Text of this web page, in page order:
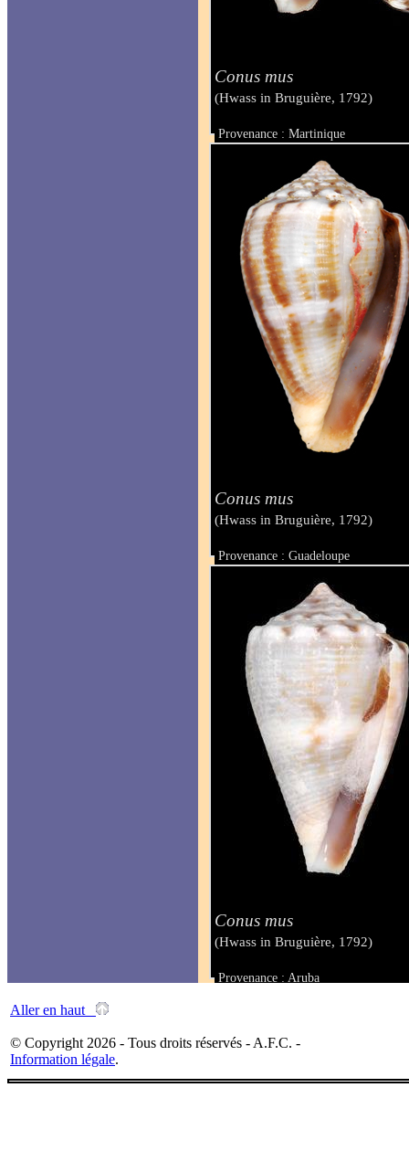
Conus mus
(Hwass in Bruguière, 1792)
Provenance : Martinique
Taille : 39.1 mm
Conus mus
(Hwass in Bruguière, 1792)
Provenance : Guadeloupe
Taille : 32 mm
Conus mus
(Hwass in Bruguière, 1792)
Provenance : Aruba
Aller en haut
© Copyright 2026 - Tous droits réservés - A.F.C. -
Information légale.